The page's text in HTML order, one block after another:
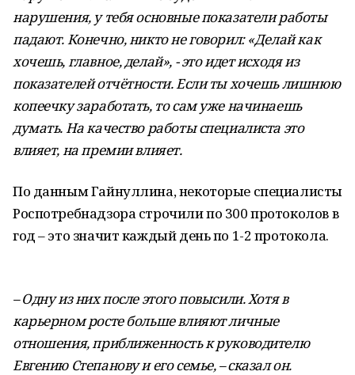
нарушения, у тебя основные показатели работы
падают. Конечно, никто не говорил: «Делай как
хочешь, главное, делай», - это идет исходя из
показателей отчётности. Если ты хочешь лишнюю
копеечку заработать, то сам уже начинаешь
думать. На качество работы специалиста это
влияет, на премии влияет.
По данным Гайнуллина, некоторые специалисты
Роспотребнадзора строчили по 300 протоколов в
год – это значит каждый день по 1-2 протокола.
– Одну из них после этого повысили. Хотя в
карьерном росте больше влияют личные
отношения, приближенность к руководителю
Евгению Степанову и его семье, – сказал он.